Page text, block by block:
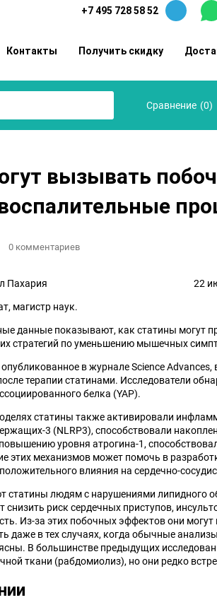
+7 495 728 58 52
Контакты Получить скидку
Сравнение (0)
вызывать
0 комментариев
Пахария 22 июня
магистр наук.
данные показывают, как статины могут
стратегий по уменьшению мышечных
опубликованное в журнале Science
терапии статинами. Исследователи
белка (YAP).
статины также активировали
3 (NLRP3), способствовали
уровня атрогина-1,
этих механизмов может помочь в
влияния на сердечно-
статины людям с нарушениями липидного
снизить риск сердечных приступов,
Из-за этих побочных эффектов они
даже в тех случаях, когда обычные
В большинстве предыдущих
ткани (рабдомиолиз), но они редко